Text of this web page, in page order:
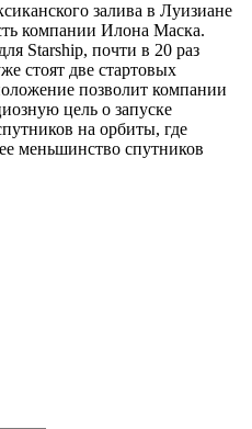
залива в Луизиане
компании Илона Маска.
Starship, почти в 20 раз
стоят две стартовых
позволит компании
цель о запуске
на орбиты, где
меньшинство спутников